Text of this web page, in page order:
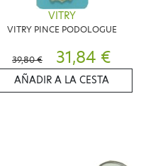
VITRY
VITRY PINCE PODOLOGUE
39,80 € 31,84 €
AÑADIR A LA CESTA